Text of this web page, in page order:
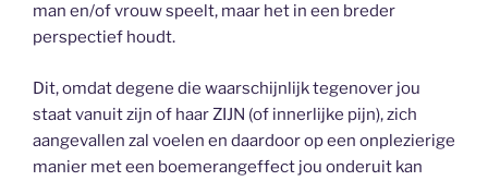
man en/of vrouw speelt, maar het in een breder
perspectief houdt.
Dit, omdat degene die waarschijnlijk tegenover jou
staat vanuit zijn of haar ZIJN (of innerlijke pijn), zich
aangevallen zal voelen en daardoor op een onplezierige
manier met een boemerangeffect jou onderuit kan